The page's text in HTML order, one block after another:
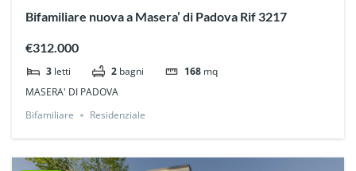
Bifamiliare nuova a Masera’ di Padova Rif 3217
€312.000
3 letti 2 bagni 168 mq
MASERA' DI PADOVA
Bifamiliare
Residenziale